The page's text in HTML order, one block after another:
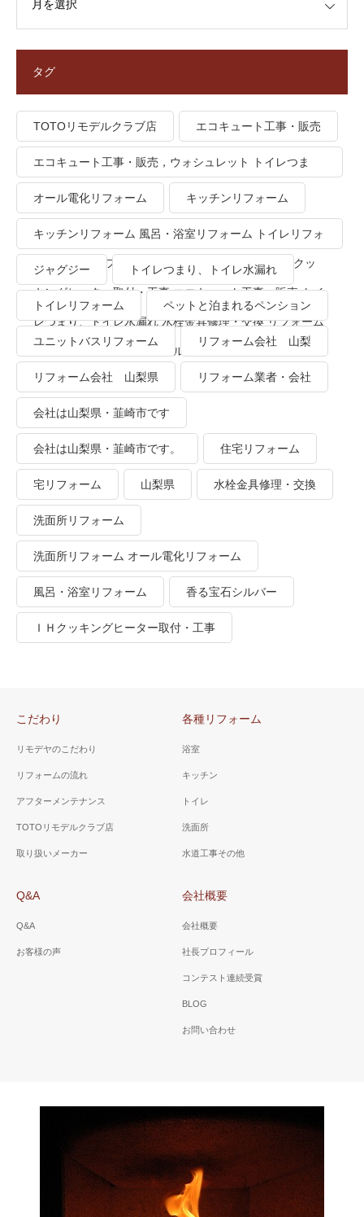
タグ
TOTOリモデルクラブ店 エコキュート工事・販売
エコキュート工事・販売，ウォシュレット トイレつま
り、トイレ水漏れ
オール電化リフォーム キッチンリフォーム
キッチンリフォーム 風呂・浴室リフォーム トイレリフォ
ーム 洗面所リフォーム オール電化リフォーム ＩＨクッ
キングヒーター取付・工事 エコキュート工事・販売 トイ
レつまり、トイレ水漏れ 水栓金具修理・交換 リフォーム
業者・会社 ＴＯＴＯリモデルクラブ
ジャグジー トイレつまり、トイレ水漏れ
トイレリフォーム ペットと泊まれるペンション
ユニットバスリフォーム リフォーム会社 山梨
リフォーム会社 山梨県 リフォーム業者・会社
会社は山梨県・韮崎市です
会社は山梨県・韮崎市です。 住宅リフォーム
宅リフォーム 山梨県 水栓金具修理・交換
洗面所リフォーム
洗面所リフォーム オール電化リフォーム
風呂・浴室リフォーム 香る宝石シルバー
ＩＨクッキングヒーター取付・工事
こだわり
リモデヤのこだわり
リフォームの流れ
アフターメンテナンス
TOTOリモデルクラブ店
取り扱いメーカー
各種リフォーム
浴室
キッチン
トイレ
洗面所
水道工事その他
Q&A
Q&A
お客様の声
会社概要
会社概要
社長プロフィール
コンテスト連続受賞
BLOG
お問い合わせ